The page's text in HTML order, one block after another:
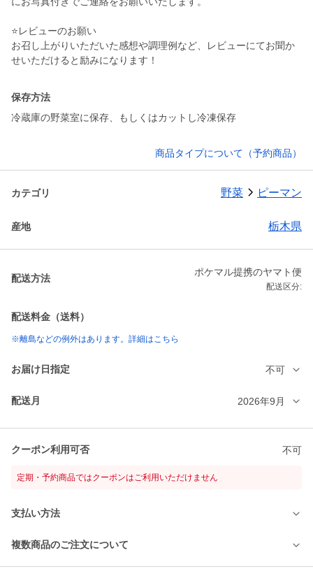
⭐️レビューのお願い
お召し上がりいただいた感想や調理例など、レビューにてお聞か
せいただけると励みになります！
保存方法
冷蔵庫の野菜室に保存、もしくはカットし冷凍保存
商品タイプについて（予約商品）
カテゴリ 野菜 ピーマン
産地 栃木県
配送方法
ポケマル提携のヤマト便
配送区分:
配送料金（送料）
※離島などの例外はあります。詳細はこちら
お届け日指定 不可
配送月 2026年9月
クーポン利用可否 不可
定期・予約商品ではクーポンはご利用いただけません
支払い方法
複数商品のご注文について